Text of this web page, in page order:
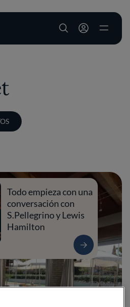
User account
Todo empieza con una
conversación con
S.Pellegrino y Lewis
Hamilton